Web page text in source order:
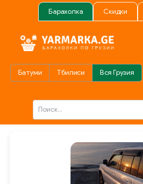
Барахолка Скидки
Батуми Тбилиси Вся Грузия